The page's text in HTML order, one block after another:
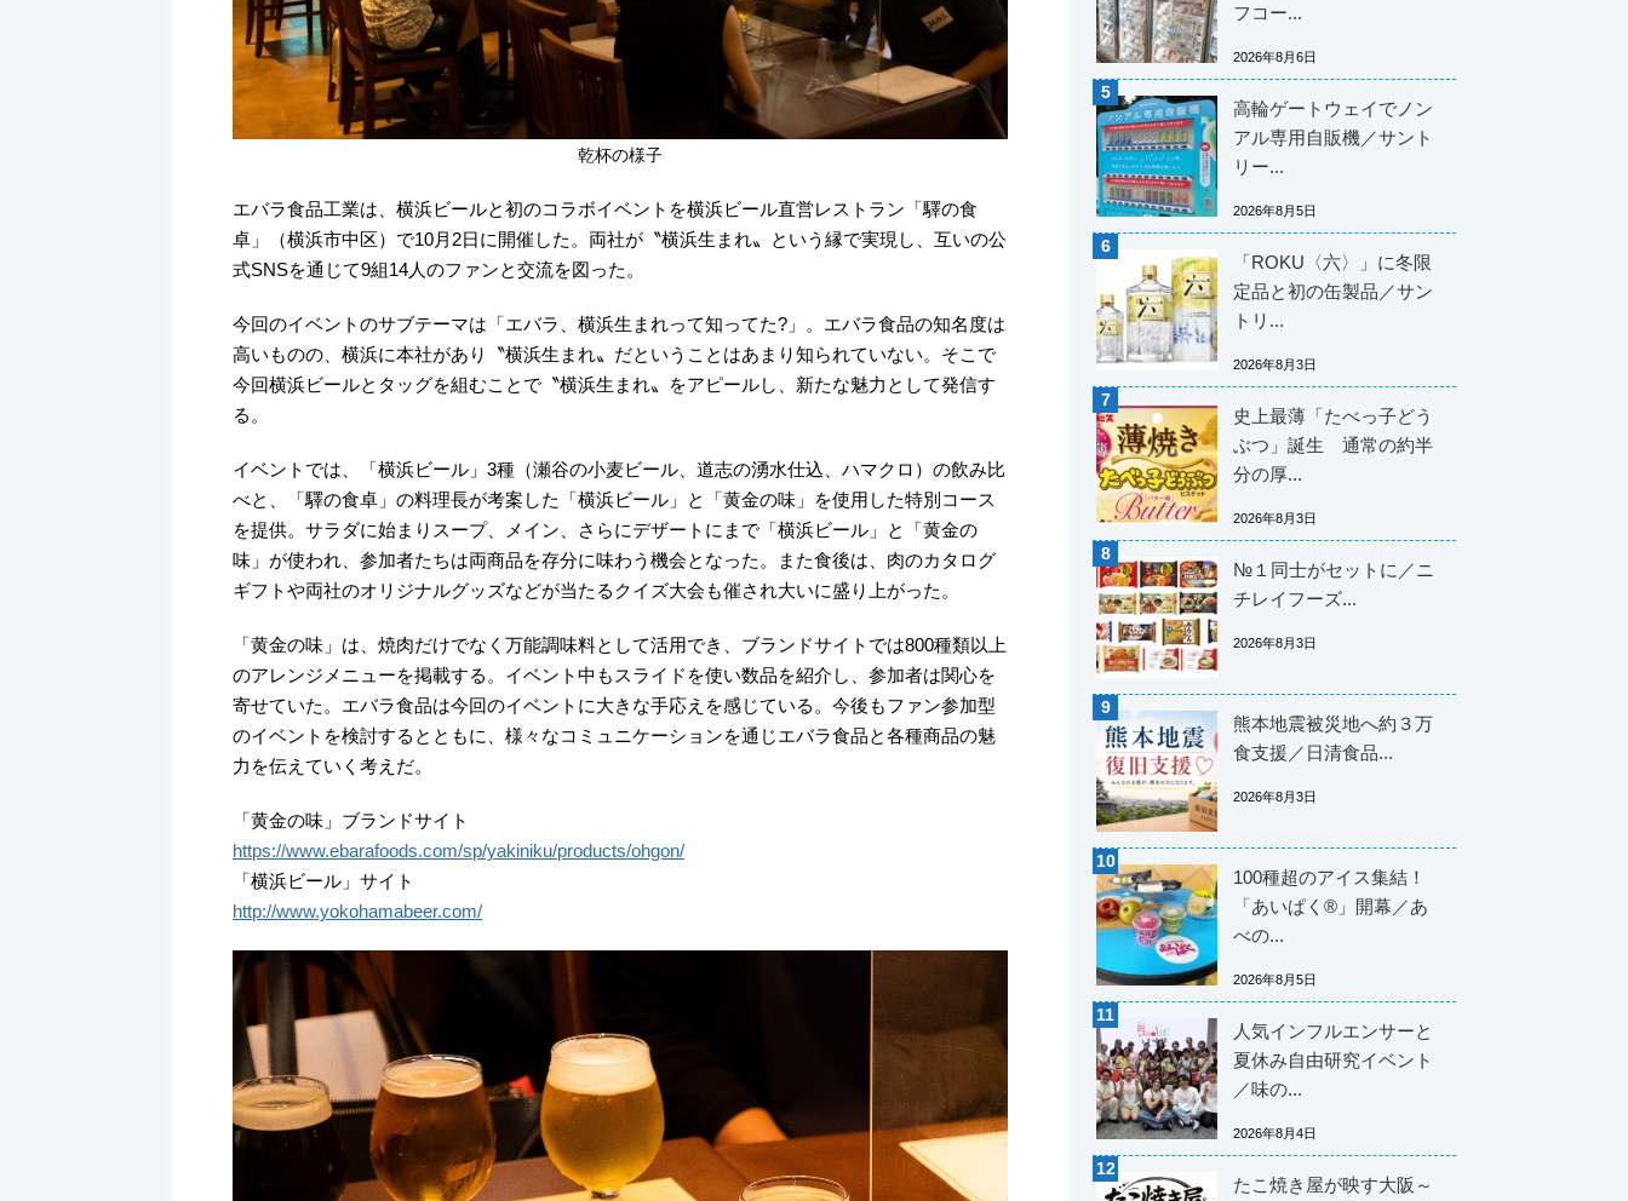
乾杯の様子
エバラ食品工業は、横浜ビールと初のコラボイベントを横浜ビール直営レストラン「驛の食
卓」（横浜市中区）で10月2日に開催した。両社が〝横浜生まれ〟という縁で実現し、互いの公
式SNSを通じて9組14人のファンと交流を図った。
今回のイベントのサブテーマは「エバラ、横浜生まれって知ってた?」。エバラ食品の知名度は
高いものの、横浜に本社があり〝横浜生まれ〟だということはあまり知られていない。そこで
今回横浜ビールとタッグを組むことで〝横浜生まれ〟をアピールし、新たな魅力として発信す
る。
イベントでは、「横浜ビール」3種（瀬谷の小麦ビール、道志の湧水仕込、ハマクロ）の飲み比
べと、「驛の食卓」の料理長が考案した「横浜ビール」と「黄金の味」を使用した特別コース
を提供。サラダに始まりスープ、メイン、さらにデザートにまで「横浜ビール」と「黄金の
味」が使われ、参加者たちは両商品を存分に味わう機会となった。また食後は、肉のカタログ
ギフトや両社のオリジナルグッズなどが当たるクイズ大会も催され大いに盛り上がった。
「黄金の味」は、焼肉だけでなく万能調味料として活用でき、ブランドサイトでは800種類以上
のアレンジメニューを掲載する。イベント中もスライドを使い数品を紹介し、参加者は関心を
寄せていた。エバラ食品は今回のイベントに大きな手応えを感じている。今後もファン参加型
のイベントを検討するとともに、様々なコミュニケーションを通じエバラ食品と各種商品の魅
力を伝えていく考えだ。
「黄金の味」ブランドサイト
https://www.ebarafoods.com/sp/yakiniku/products/ohgon/
「横浜ビール」サイト
http://www.yokohamabeer.com/
フコー...
2026年8月6日
高輪ゲートウェイでノン
アル専用自販機／サント
リー...
2026年8月5日
「ROKU〈六〉」に冬限
定品と初の缶製品／サン
トリ...
2026年8月3日
史上最薄「たべっ子どう
ぶつ」誕生 通常の約半
分の厚...
2026年8月3日
№１同士がセットに／ニ
チレイフーズ...
2026年8月3日
熊本地震被災地へ約３万
食支援／日清食品...
2026年8月3日
100種超のアイス集結！
「あいぱく®」開幕／あ
べの...
2026年8月5日
人気インフルエンサーと
夏休み自由研究イベント
／味の...
2026年8月4日
たこ焼き屋が映す大阪～